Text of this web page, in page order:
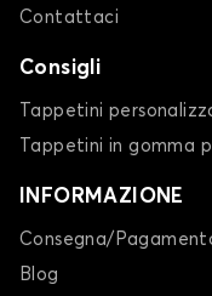
Contattaci
Consigli
Tappetini
Tappetini in gomma
INFORMAZIONE
Consegna/
Blog